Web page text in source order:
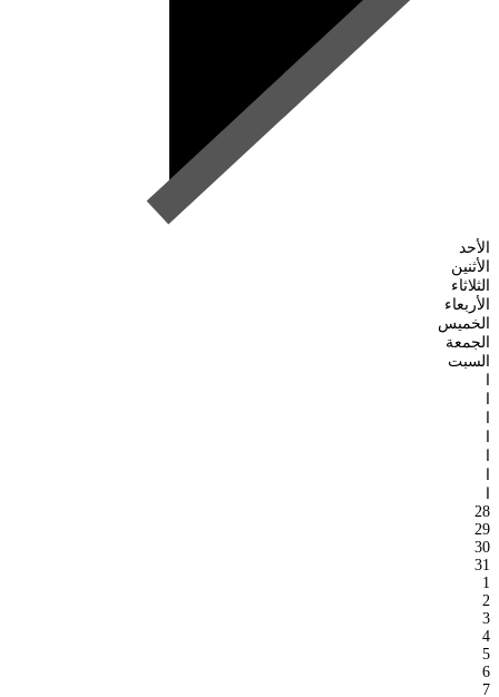
الأحد
الأثنين
الثلاثاء
الأربعاء
الخميس
الجمعة
السبت
ا
ا
ا
ا
ا
ا
ا
28
29
30
31
1
2
3
4
5
6
7